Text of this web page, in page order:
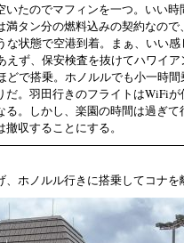
いたのでマフィンを一つ。いい
タン分の燃料込みの契約なの
な状態で空港到着。まぁ、いい
えず、保安検査を抜けてハワイ
どで搭乗。ホノルルでも小一時
だ。羽田行きのフライトはWiFi
。しかし、楽園の時間は過ぎ
収することにする。
、ホノルル行きに搭乗してコナを